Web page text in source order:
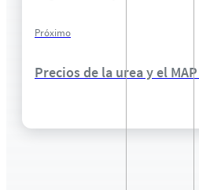
Próximo
Precios de la urea y el